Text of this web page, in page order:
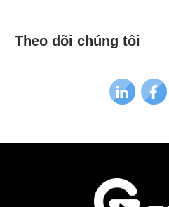
Theo dõi chúng tôi